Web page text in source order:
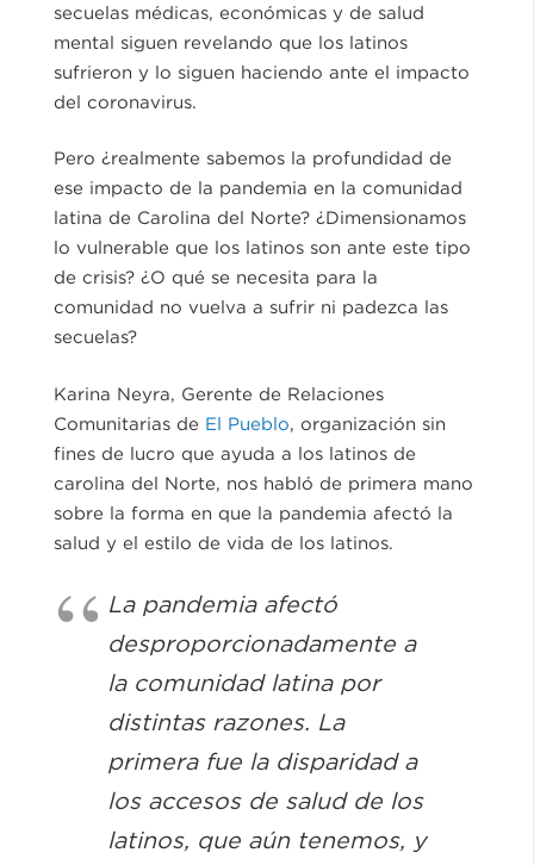
secuelas médicas, económicas y de salud
mental siguen revelando que los latinos
sufrieron y lo siguen haciendo ante el impacto
del coronavirus.
Pero ¿realmente sabemos la profundidad de
ese impacto de la pandemia en la comunidad
latina de Carolina del Norte? ¿Dimensionamos
lo vulnerable que los latinos son ante este tipo
de crisis? ¿O qué se necesita para la
comunidad no vuelva a sufrir ni padezca las
secuelas?
Karina Neyra, Gerente de Relaciones
Comunitarias de El Pueblo , organización sin
fines de lucro que ayuda a los latinos de
carolina del Norte, nos habló de primera mano
sobre la forma en que la pandemia afectó la
salud y el estilo de vida de los latinos.
La pandemia afectó
desproporcionadamente a
la comunidad latina por
distintas razones. La
primera fue la disparidad a
los accesos de salud de los
latinos, que aún tenemos, y